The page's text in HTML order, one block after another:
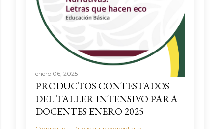
enero 06, 2025
PRODUCTOS CONTESTADOS
DEL TALLER INTENSIVO PARA
DOCENTES ENERO 2025